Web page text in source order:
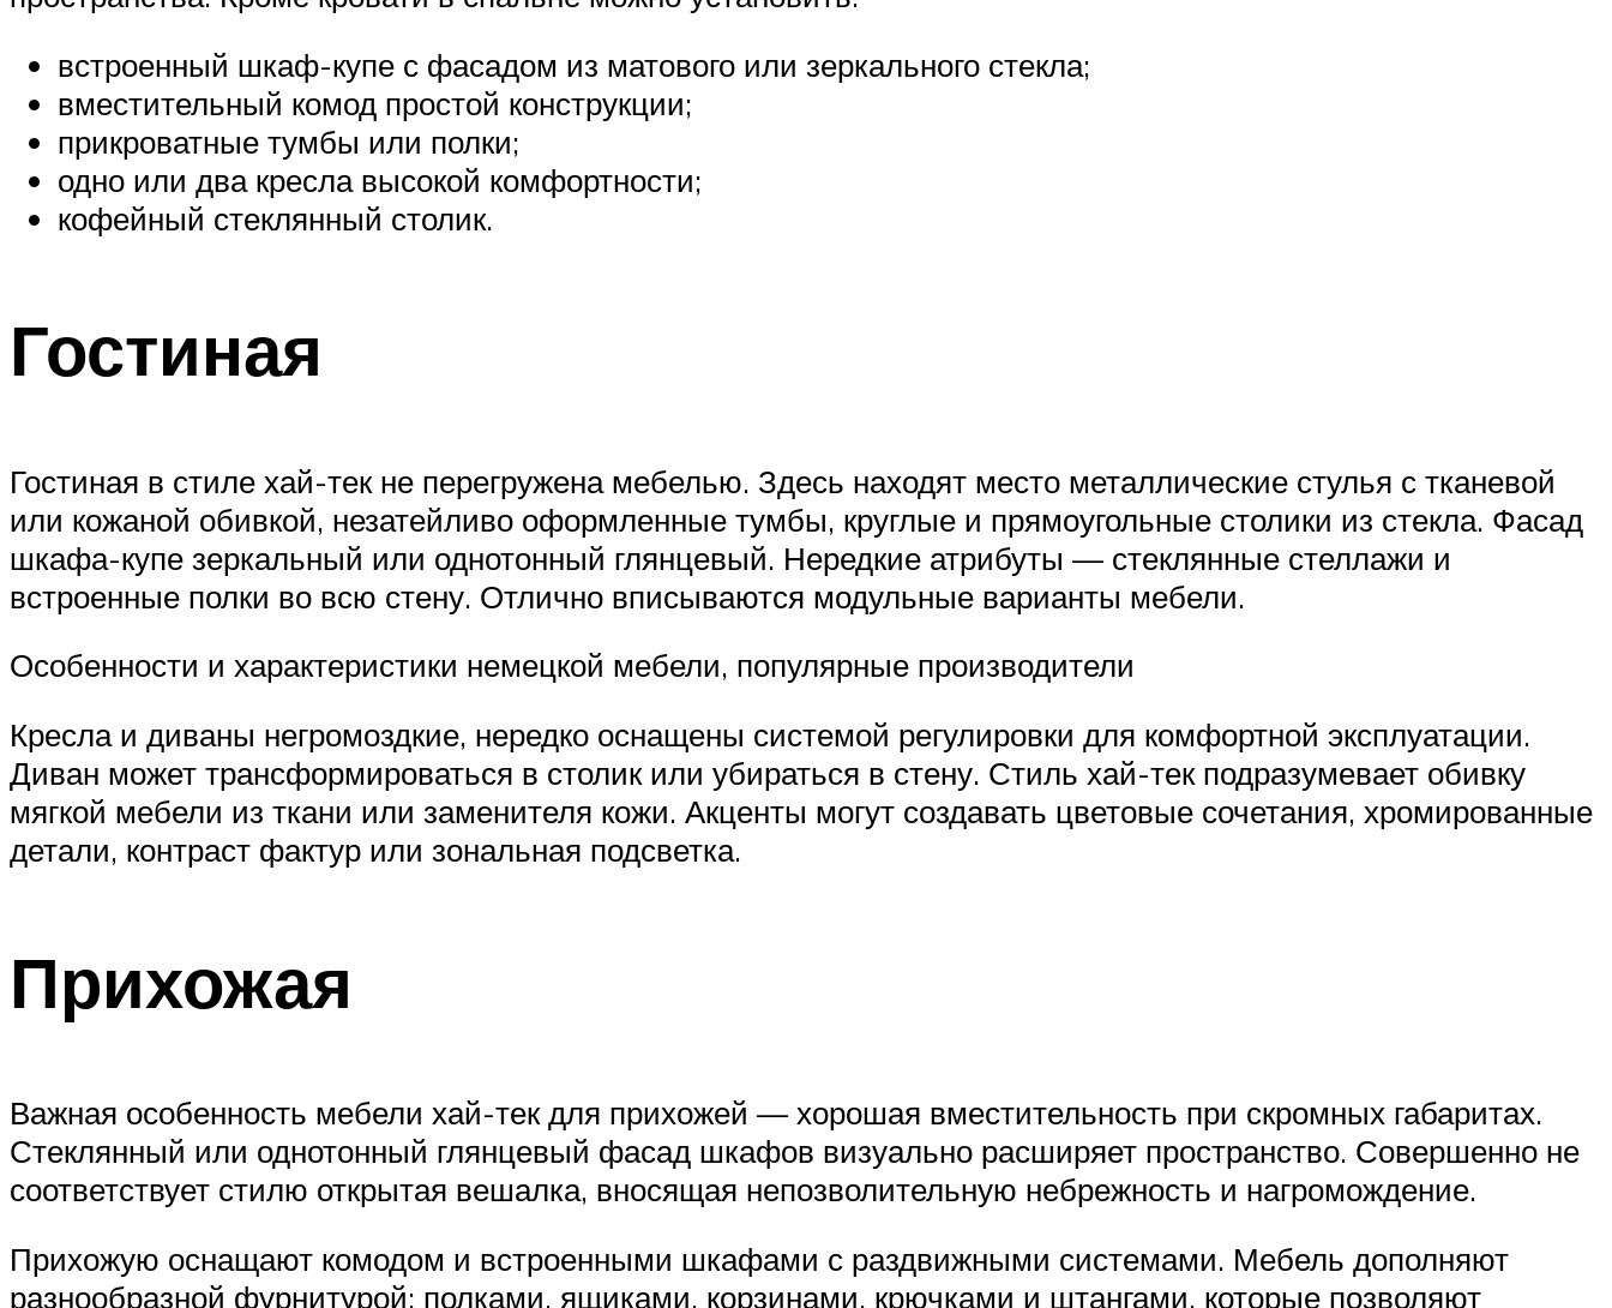
встроенный шкаф-купе с фасадом из матового или зеркального стекла;
вместительный комод простой конструкции;
прикроватные тумбы или полки;
одно или два кресла высокой комфортности;
кофейный стеклянный столик.
Гостиная
Гостиная в стиле хай-тек не перегружена мебелью. Здесь находят место металлические стулья с тканевой
или кожаной обивкой, незатейливо оформленные тумбы, круглые и прямоугольные столики из стекла. Фасад
шкафа-купе зеркальный или однотонный глянцевый. Нередкие атрибуты — стеклянные стеллажи и
встроенные полки во всю стену. Отлично вписываются модульные варианты мебели.
Особенности и характеристики немецкой мебели, популярные производители
Кресла и диваны негромоздкие, нередко оснащены системой регулировки для комфортной эксплуатации.
Диван может трансформироваться в столик или убираться в стену. Стиль хай-тек подразумевает обивку
мягкой мебели из ткани или заменителя кожи. Акценты могут создавать цветовые сочетания, хромированные
детали, контраст фактур или зональная подсветка.
Прихожая
Важная особенность мебели хай-тек для прихожей — хорошая вместительность при скромных габаритах.
Стеклянный или однотонный глянцевый фасад шкафов визуально расширяет пространство. Совершенно не
соответствует стилю открытая вешалка, вносящая непозволительную небрежность и нагромождение.
Прихожую оснащают комодом и встроенными шкафами с раздвижными системами. Мебель дополняют
разнообразной фурнитурой: полками, ящиками, корзинами, крючками и штангами, которые позволяют